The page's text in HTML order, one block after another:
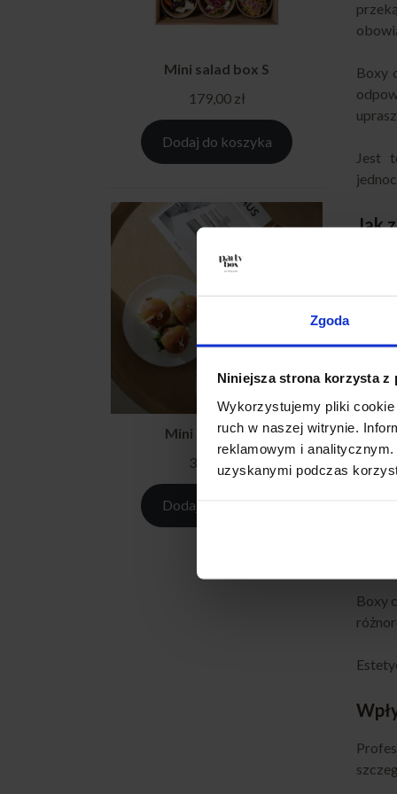
Zgoda
Niniejsza strona korzysta z
Wykorzystujemy pliki
ruch w naszej witrynie.
reklamowym i
uzyskanymi podczas
Mini salad box S
179,00 zł
Dodaj do koszyka
Mini burger box
349,00
Dodaj do koszyka
Boxy
Jest
Jak
Po
Takie
Boxy